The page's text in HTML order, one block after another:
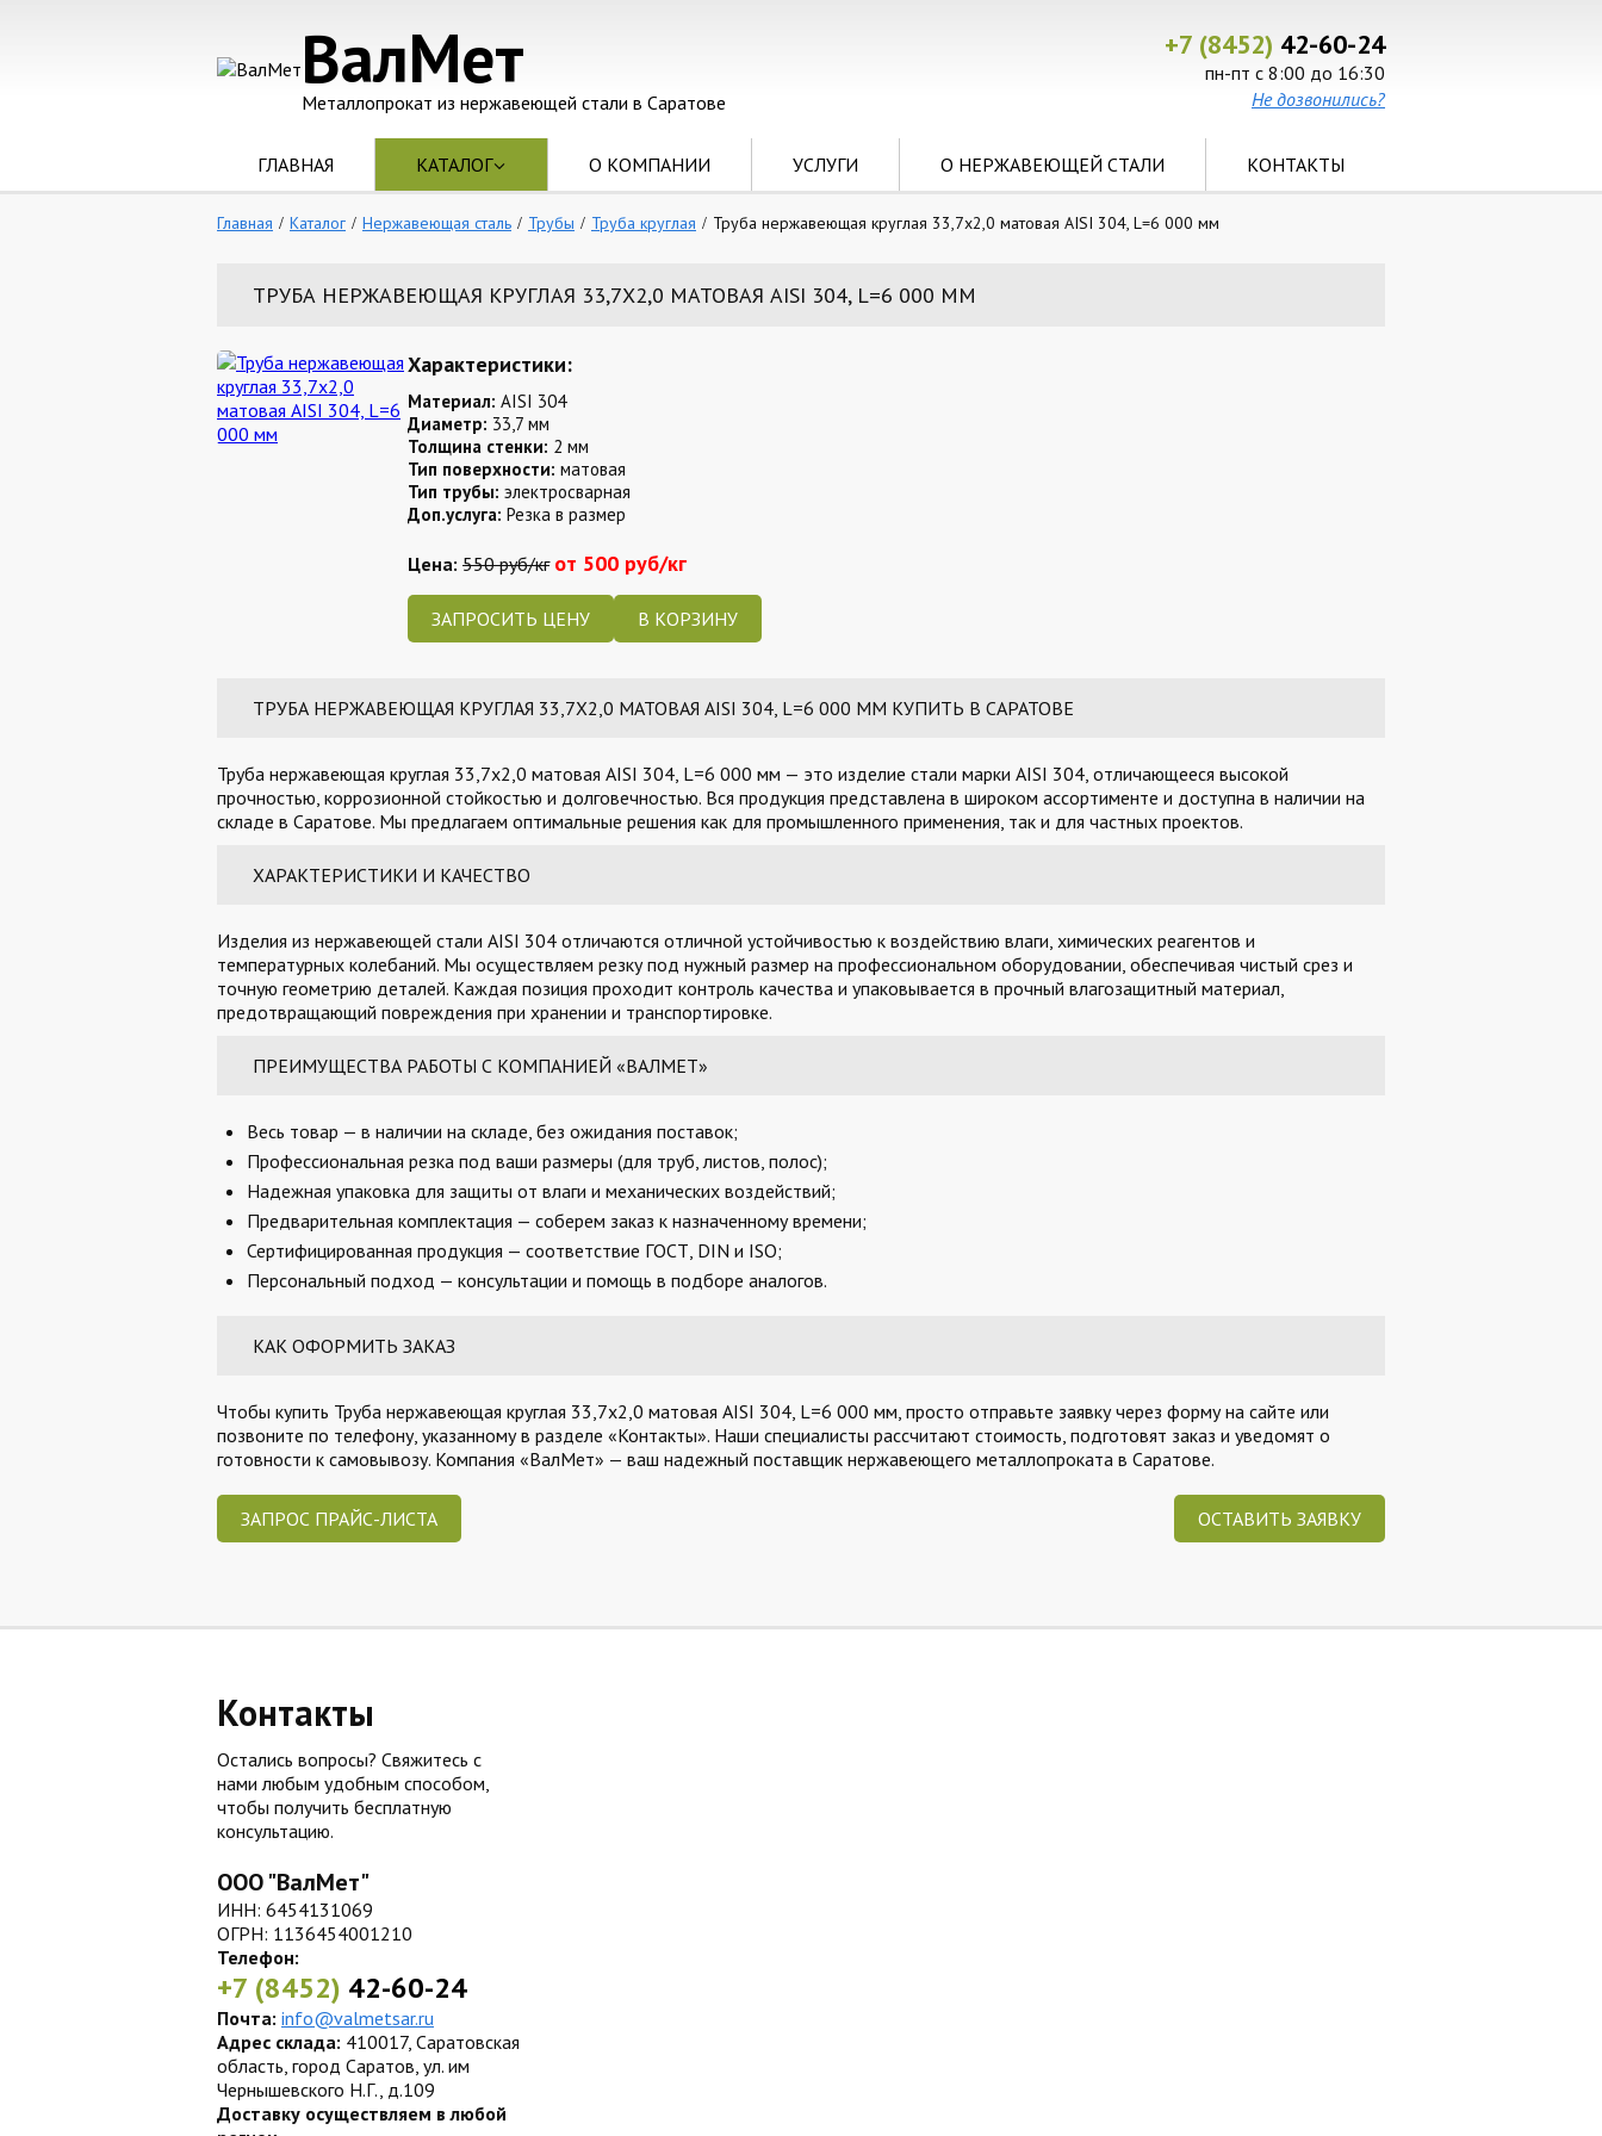
ВалМет
Металлопрокат из нержавеющей стали в Саратове
+7 (8452) 42-60-24
пн-пт с 8:00 до 16:30
Не дозвонились?
ГЛАВНАЯ КАТАЛОГ О КОМПАНИИ УСЛУГИ О НЕРЖАВЕЮЩЕЙ СТАЛИ КОНТАКТЫ
Главная Каталог Нержавеющая сталь Трубы Труба круглая Труба нержавеющая круглая 33,7х2,0 матовая AISI 304, L=6 000 мм
ТРУБА НЕРЖАВЕЮЩАЯ КРУГЛАЯ 33,7Х2,0 МАТОВАЯ AISI 304, L=6 000 ММ
Характеристики:
Материал: AISI 304
Диаметр: 33,7 мм
Толщина стенки: 2 мм
Тип поверхности: матовая
Тип трубы: электросварная
Доп.услуга: Резка в размер
Цена: 550 руб/кг от 500 руб/кг
ЗАПРОСИТЬ ЦЕНУ
ТРУБА НЕРЖАВЕЮЩАЯ КРУГЛАЯ 33,7Х2,0 МАТОВАЯ AISI 304, L=6 000 ММ КУПИТЬ В САРАТОВЕ
Труба нержавеющая круглая 33,7х2,0 матовая AISI 304, L=6 000 мм — это изделие стали марки AISI 304, отличающееся высокой
прочностью, коррозионной стойкостью и долговечностью. Вся продукция представлена в широком ассортименте и доступна в наличии на
складе в Саратове. Мы предлагаем оптимальные решения как для промышленного применения, так и для частных проектов.
ХАРАКТЕРИСТИКИ И КАЧЕСТВО
Изделия из нержавеющей стали AISI 304 отличаются отличной устойчивостью к воздействию влаги, химических реагентов и
температурных колебаний. Мы осуществляем резку под нужный размер на профессиональном оборудовании, обеспечивая чистый срез и
точную геометрию деталей. Каждая позиция проходит контроль качества и упаковывается в прочный влагозащитный материал,
предотвращающий повреждения при хранении и транспортировке.
ПРЕИМУЩЕСТВА РАБОТЫ С КОМПАНИЕЙ «ВАЛМЕТ»
Весь товар — в наличии на складе, без ожидания поставок;
Профессиональная резка под ваши размеры (для труб, листов, полос);
Надежная упаковка для защиты от влаги и механических воздействий;
Предварительная комплектация — соберем заказ к назначенному времени;
Сертифицированная продукция — соответствие ГОСТ, DIN и ISO;
Персональный подход — консультации и помощь в подборе аналогов.
КАК ОФОРМИТЬ ЗАКАЗ
Чтобы купить Труба нержавеющая круглая 33,7х2,0 матовая AISI 304, L=6 000 мм, просто отправьте заявку через форму на сайте или
позвоните по телефону, указанному в разделе «Контакты». Наши специалисты рассчитают стоимость, подготовят заказ и уведомят о
готовности к самовывозу. Компания «ВалМет» — ваш надежный поставщик нержавеющего металлопроката в Саратове.
ЗАПРОС ПРАЙС-ЛИСТА ОСТАВИТЬ ЗАЯВКУ
Контакты
Остались вопросы? Свяжитесь с
нами любым удобным способом,
чтобы получить бесплатную
консультацию.
ООО "ВалМет"
ИНН: 6454131069
ОГРН: 1136454001210
Телефон:
+7 (8452) 42-60-24
Почта: info@valmetsar.ru
Адрес склада: 410017, Саратовская
область, город Саратов, ул. им
Чернышевского Н.Г., д.109
Доставку осуществляем в любой